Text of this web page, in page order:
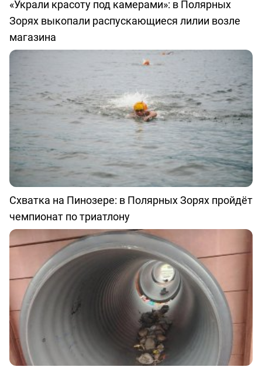
«Украли красоту под камерами»: в Полярных
Зорях выкопали распускающиеся лилии возле
магазина
Схватка на Пинозере: в Полярных Зорях пройдёт
чемпионат по триатлону